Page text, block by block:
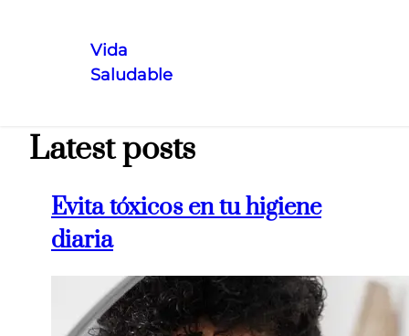
contenido
Vida
Saludable
Latest posts
Evita tóxicos en tu higiene
diaria